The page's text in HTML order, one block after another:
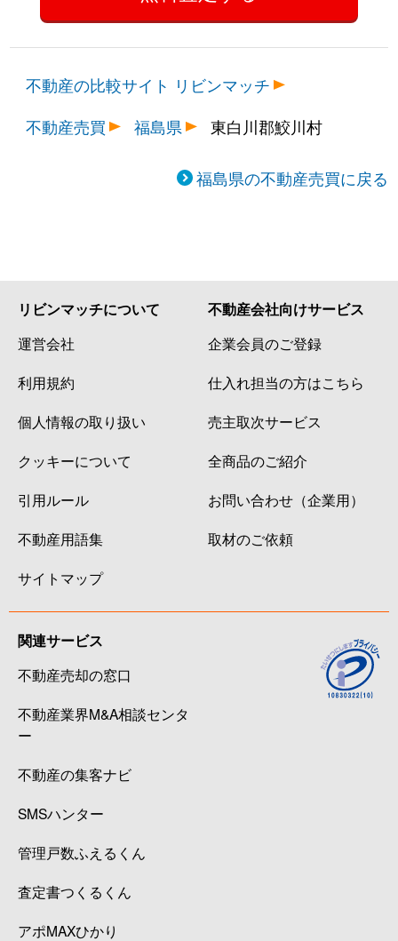
不動産の比較サイト リビンマッチ
不動産売買
福島県 東白川郡鮫川村
福島県の不動産売買に戻る
リビンマッチについて
運営会社
利用規約
個人情報の取り扱い
クッキーについて
引用ルール
不動産用語集
サイトマップ
不動産会社向けサービス
企業会員のご登録
仕入れ担当の方はこちら
売主取次サービス
全商品のご紹介
お問い合わせ（企業用）
取材のご依頼
関連サービス
不動産売却の窓口
不動産業界M&A相談センタ
ー
不動産の集客ナビ
SMSハンター
管理戸数ふえるくん
査定書つくるくん
アポMAXひかり